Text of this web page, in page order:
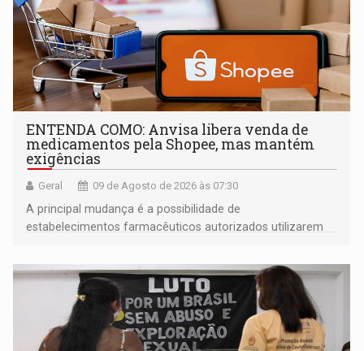
ENTENDA COMO: Anvisa libera venda de
medicamentos pela Shopee, mas mantém
exigências
Geral 09 de Agosto de 2026 às 07:30
A principal mudança é a possibilidade de
estabelecimentos farmacêuticos autorizados utilizarem